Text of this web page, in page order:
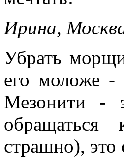
Ирина,
Убрать
его моложе -
Мезонити -
обращаться
страшно), это